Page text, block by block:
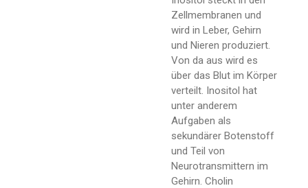
Zellmembranen und
wird in Leber, Gehirn
und Nieren produziert.
Von da aus wird es
über das Blut im Körper
verteilt. Inositol hat
unter anderem
Aufgaben als
sekundärer Botenstoff
und Teil von
Neurotransmittern im
Gehirn. Cholin